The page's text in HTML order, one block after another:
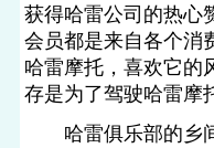
获得哈雷公司的热心
会员都是来自各个消
哈雷摩托，喜欢它的
存是为了驾驶哈雷摩
哈雷俱乐部的乡间